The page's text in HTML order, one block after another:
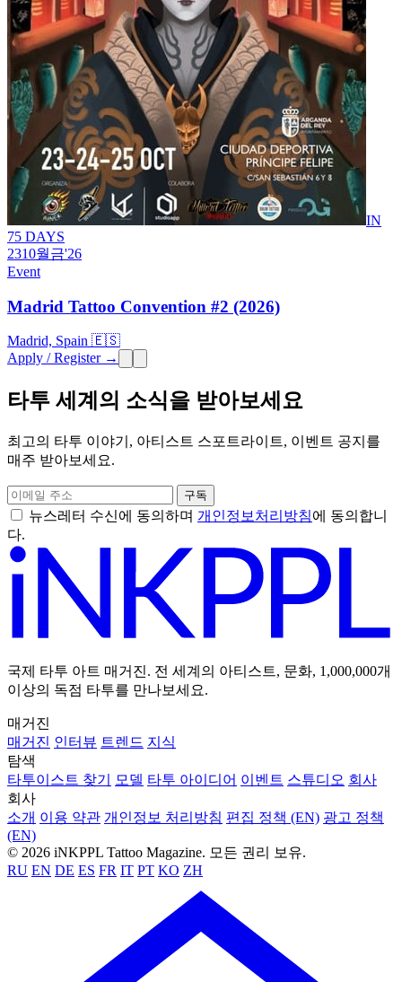
IN
75 DAYS
2310월금'26
Event
Madrid Tattoo Convention #2 (2026)
Madrid, Spain 🇪🇸
Apply / Register →
타투 세계의 소식을 받아보세요
최고의 타투 이야기, 아티스트 스포트라이트, 이벤트 공지를
매주 받아보세요.
구독
뉴스레터 수신에 동의하며 개인정보처리방침에 동의합니
다.
국제 타투 아트 매거진. 전 세계의 아티스트, 문화, 1,000,000개
이상의 독점 타투를 만나보세요.
매거진
매거진 인터뷰 트렌드 지식
탐색
타투이스트 찾기
모델 타투 아이디어 이벤트 스튜디오 회사
회사
소개 이용 약관 개인정보 처리방침 편집 정책 (EN) 광고 정책
(EN)
© 2026 iNKPPL Tattoo Magazine. 모든 권리 보유.
RU EN DE ES FR IT PT KO ZH